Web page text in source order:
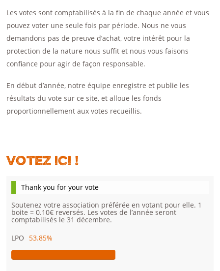
Les votes sont comptabilisés à la fin de chaque année et vous
pouvez voter une seule fois par période. Nous ne vous
demandons pas de preuve d’achat, votre intérêt pour la
protection de la nature nous suffit et nous vous faisons
confiance pour agir de façon responsable.
En début d’année, notre équipe enregistre et publie les
résultats du vote sur ce site, et alloue les fonds
proportionnellement aux votes recueillis.
Votez ici !
Thank you for your vote
Soutenez votre association préférée en votant pour elle. 1
boite = 0.10€ reversés. Les votes de l’année seront
comptabilisés le 31 décembre.
LPO
53.85%